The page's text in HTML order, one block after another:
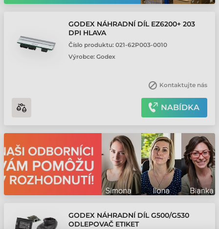
GODEX NÁHRADNÍ DÍL EZ6200+ 203
DPI HLAVA
Číslo produktu: 021-62P003-0010
Výrobce: Godex
Kontaktujte nás
NABÍDKA
GODEX NÁHRADNÍ DÍL G500/G530
ODLEPOVAČ ETIKET